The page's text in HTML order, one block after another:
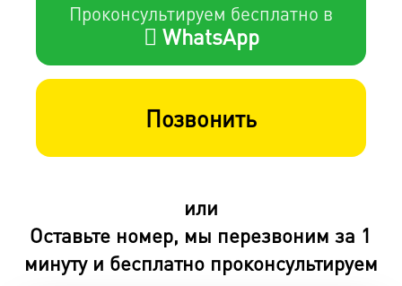
Проконсультируем бесплатно в
WhatsApp
Позвонить
или
Оставьте номер, мы перезвоним за 1
минуту и бесплатно проконсультируем